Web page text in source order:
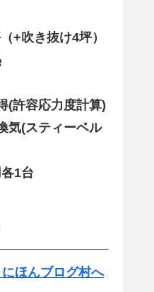
+吹き抜け4坪）
(許容応力度計算)
気(スティーベル
1台